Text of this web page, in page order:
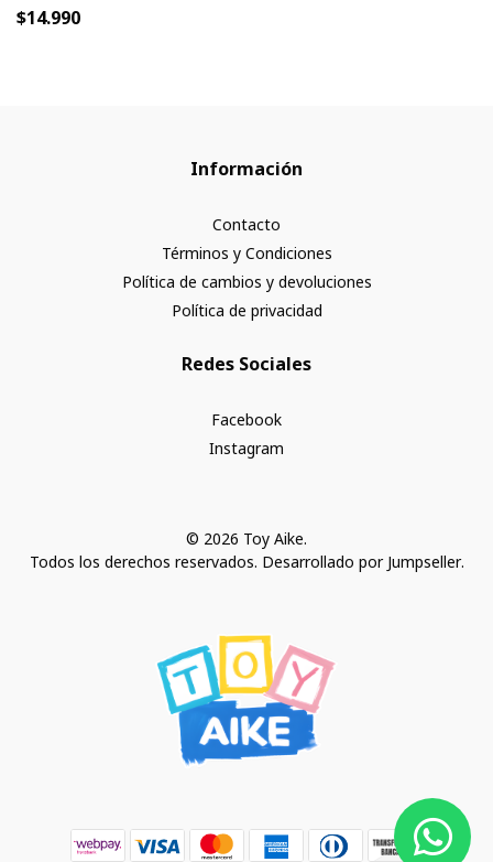
$14.990
Información
Contacto
Términos y Condiciones
Política de cambios y devoluciones
Política de privacidad
Redes Sociales
Facebook
Instagram
© 2026 Toy Aike.
Todos los derechos reservados. Desarrollado por Jumpseller.